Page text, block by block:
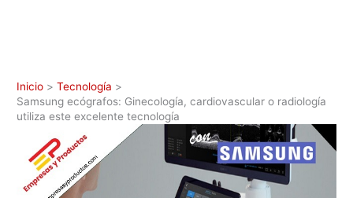
Inicio
Tecnología
Samsung ecógrafos: Ginecología, cardiovascular o radiología
utiliza este excelente tecnología